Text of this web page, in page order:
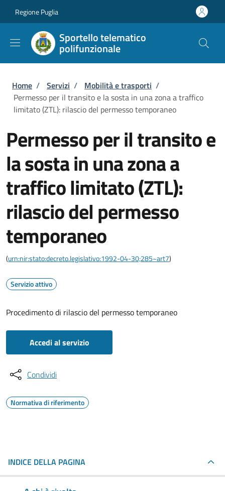
Regione Puglia
Sportello telematico
polifunzionale
Briciole di pane
Home / Servizi / Mobilità e trasporti /
Permesso per il transito e la sosta in una zona a traffico
limitato (ZTL): rilascio del permesso temporaneo
Permesso per il transito e
la sosta in una zona a
traffico limitato (ZTL):
rilascio del permesso
temporaneo
(urn:nir:stato:decreto.legislativo:1992-04-30;285~art7)
Servizio attivo
Procedimento di rilascio del permesso temporaneo
Accedi al servizio
Condividi
Normativa di riferimento
INDICE DELLA PAGINA